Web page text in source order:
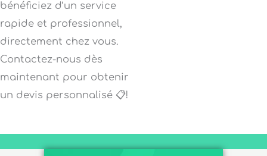
bénéficiez d’un service
rapide et professionnel,
directement chez vous.
Contactez-nous dès
maintenant pour obtenir
un devis personnalisé 📋!